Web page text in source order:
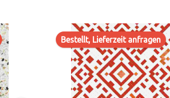
Bestellt, Lieferzeit anfragen